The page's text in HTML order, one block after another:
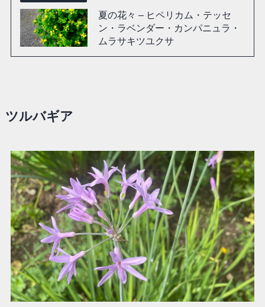
夏の花々 – ヒペリカム・テッセ
ン・ラベンダー・カンパニュラ・
ムラサキツユクサ
ツルバギア